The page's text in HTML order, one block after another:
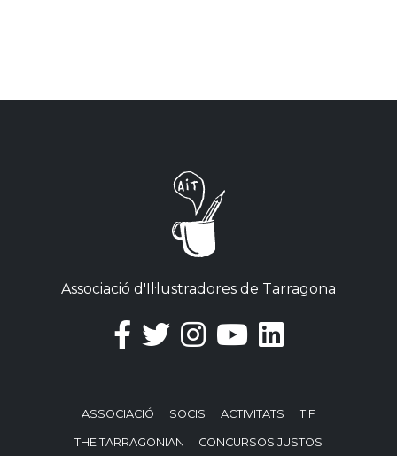
Associació d'Il·lustradores de Tarragona
ASSOCIACIÓ SOCIS ACTIVITATS TIF
THE TARRAGONIAN CONCURSOS JUSTOS